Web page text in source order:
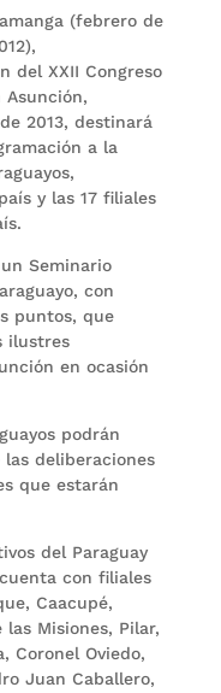
(febrero de
del XXII Congreso
Asunción,
2013, destinará
a la
y las 17 filiales
Seminario
con
puntos, que
ilustres
en ocasión
podrán
deliberaciones
que estarán
del Paraguay
con filiales
Caacupé,
Misiones, Pilar,
Coronel Oviedo,
Juan Caballero,